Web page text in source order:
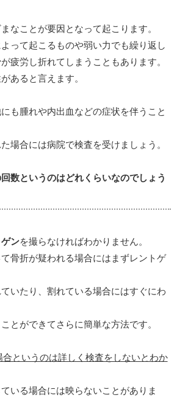
なことが要因となって起こります。
って起こるものや弱い力でも繰り返し
疲労し折れてしまうこともあります。
あると言えます。
も腫れや内出血などの症状を伴うこと
場合には病院で検査を受けましょう。
数というのはどれくらいなのでしょう
ンを撮らなければわかりません。
骨折が疑われる場合にはまずレントゲ
いたり、割れている場合にはすぐにわ
とができてさらに簡単な方法です。
というのは詳しく検査をしないとわか
いる場合には映らないことがありま